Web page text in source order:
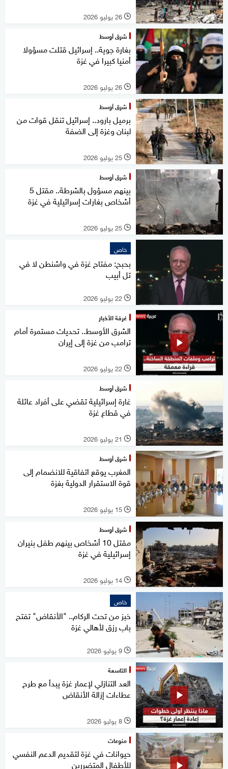
l 26 يوليو 2026
شرق أوسط
بغارة جوية.. إسرائيل قتلت مسؤولا
أمنيا كبيرا في غزة
l 26 يوليو 2026
شرق أوسط
برميل بارود.. إسرائيل تنقل قوات من
لبنان وغزة إلى الضفة
l 25 يوليو 2026
شرق أوسط
بينهم مسؤول بالشرطة.. مقتل 5
أشخاص بغارات إسرائيلية في غزة
l 25 يوليو 2026
خاص
بحبح: مفتاح غزة في واشنطن لا في
تل أبيب
l 22 يوليو 2026
غرفة الأخبار
الشرق الأوسط.. تحديات مستمرة أمام
ترامب من غزة إلى إيران
l 22 يوليو 2026
شرق أوسط
غارة إسرائيلية تقضي على أفراد عائلة
في قطاع غزة
l 21 يوليو 2026
شرق أوسط
المغرب يوقع اتفاقية للانضمام إلى
قوة الاستقرار الدولية بغزة
l 15 يوليو 2026
شرق أوسط
مقتل 10 أشخاص بينهم طفل بنيران
إسرائيلية في غزة
l 14 يوليو 2026
خاص
خبز من تحت الركام.. "الأنقاض" تفتح
باب رزق لأهالي غزة
l 9 يوليو 2026
التاسعة
العد التنازلي لإعمار غزة يبدأ مع طرح
عطاءات إزالة الأنقاض
l 8 يوليو 2026
منوعات
حيوانات في غزة لتقديم الدعم النفسي
للأطفال المتضررين